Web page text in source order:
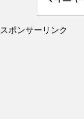
スポンサーリンク